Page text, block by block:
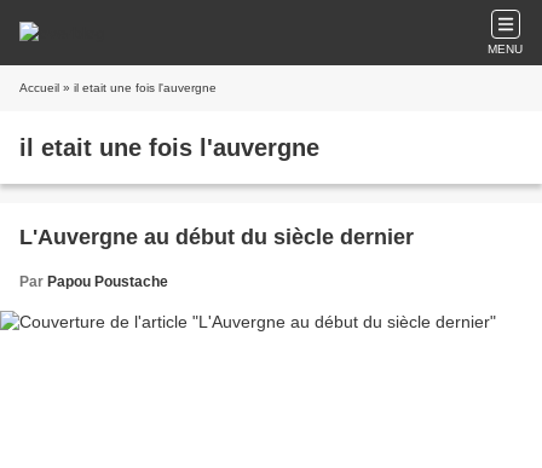
MENU
Accueil » il etait une fois l'auvergne
il etait une fois l'auvergne
L'Auvergne au début du siècle dernier
Par Papou Poustache